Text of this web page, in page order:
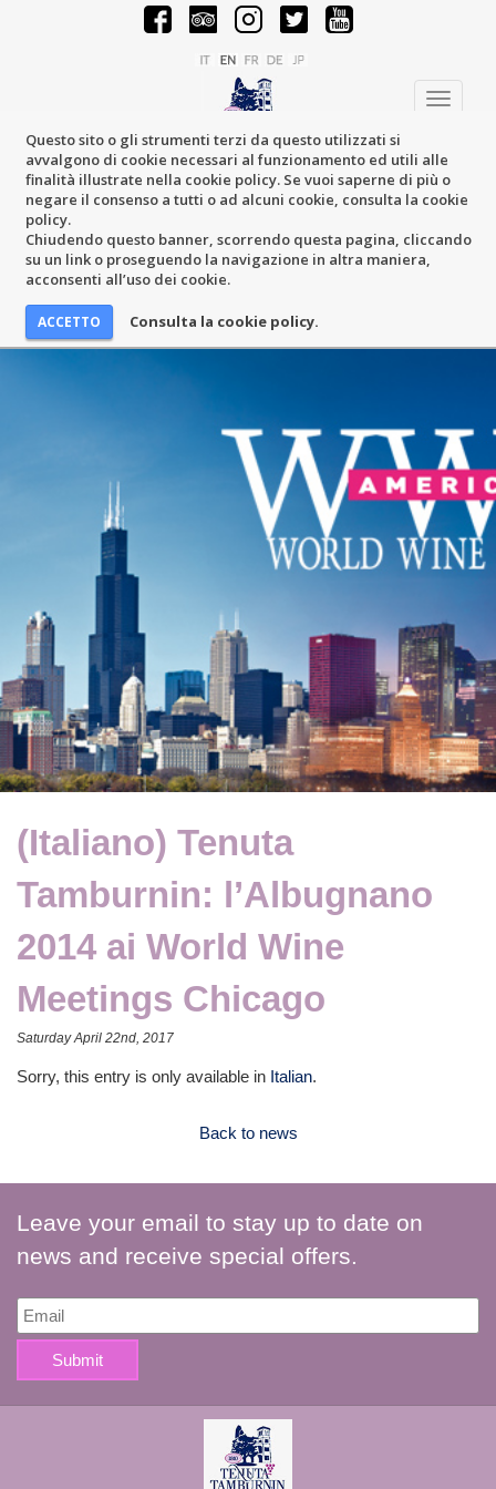
Questo sito o gli strumenti terzi da questo utilizzati si
avvalgono di cookie necessari al funzionamento ed utili alle
finalità illustrate nella cookie policy. Se vuoi saperne di più o
negare il consenso a tutti o ad alcuni cookie, consulta la cookie
policy.
Chiudendo questo banner, scorrendo questa pagina, cliccando
su un link o proseguendo la navigazione in altra maniera,
acconsenti all’uso dei cookie.
Consulta la cookie policy.
Toggle
(Italiano) Tenuta
Tamburnin: l’Albugnano
2014 ai World Wine
Meetings Chicago
Saturday April 22nd, 2017
Sorry, this entry is only available in Italian.
Back to news
Leave your email to stay up to date on
news and receive special offers.